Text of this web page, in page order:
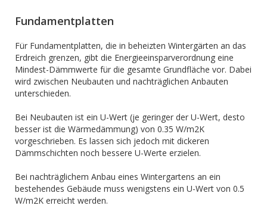
Fundamentplatten
Für Fundamentplatten, die in beheizten Wintergärten an das
Erdreich grenzen, gibt die Energieeinsparverordnung eine
Mindest-Dämmwerte für die gesamte Grundfläche vor. Dabei
wird zwischen Neubauten und nachträglichen Anbauten
unterschieden.
Bei Neubauten ist ein U-Wert (je geringer der U-Wert, desto
besser ist die Wärmedämmung) von 0.35 W/m2K
vorgeschrieben. Es lassen sich jedoch mit dickeren
Dämmschichten noch bessere U-Werte erzielen.
Bei nachträglichem Anbau eines Wintergartens an ein
bestehendes Gebäude muss wenigstens ein U-Wert von 0.5
W/m2K erreicht werden.